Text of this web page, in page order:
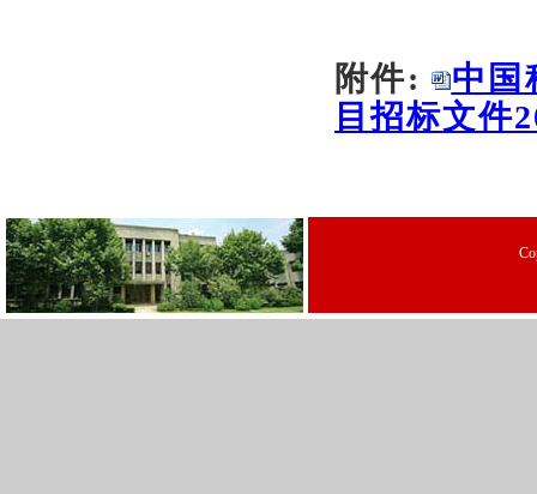
附件: 中国
目招标文件